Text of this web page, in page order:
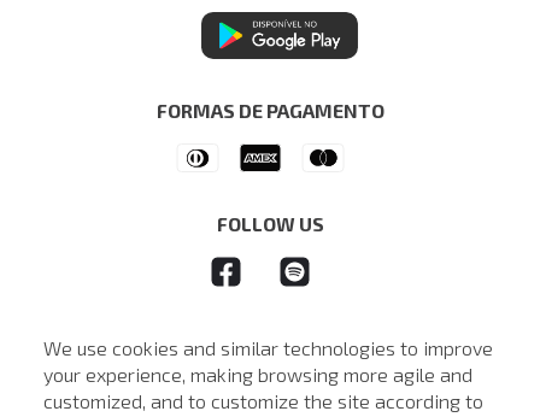
We use cookies and similar technologies to improve
your experience, making browsing more agile and
customized, and to customize the site according to
Central de Preferências
Ética e Sustentabilidade
FORMAS DE PAGAMENTO
FOLLOW US